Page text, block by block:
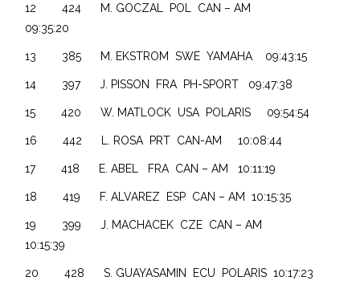
12 424 M. GOCZAL POL CAN – AM
09:35:20
13 385 M. EKSTROM SWE YAMAHA 09:43:15
14 397 J. PISSON FRA PH-SPORT 09:47:38
15 420 W. MATLOCK USA POLARIS 09:54:54
16 442 L. ROSA PRT CAN-AM 10:08:44
17 418 E. ABEL FRA CAN – AM 10:11:19
18 419 F. ALVAREZ ESP CAN – AM 10:15:35
19 399 J. MACHACEK CZE CAN – AM
10:15:39
20 428 S. GUAYASAMIN ECU POLARIS 10:17:23